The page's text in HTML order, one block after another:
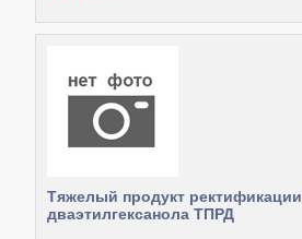
Тяжелый продукт ректификации
дваэтилгексанола ТПРД